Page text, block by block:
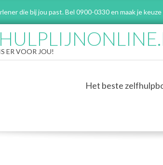
die bij jou past. Bel 0900-0330 en maak je
ER VOOR JOU!
Het beste